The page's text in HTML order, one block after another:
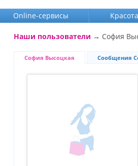
Online-cервисы
Наши пользователи → София
София Высоцкая Сообщения